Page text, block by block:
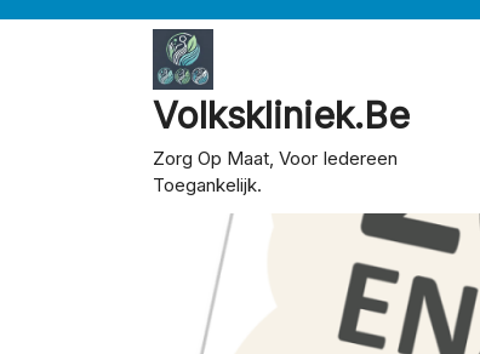
Volkskliniek.be
Zorg Op Maat, Voor Iedereen
Toegankelijk.